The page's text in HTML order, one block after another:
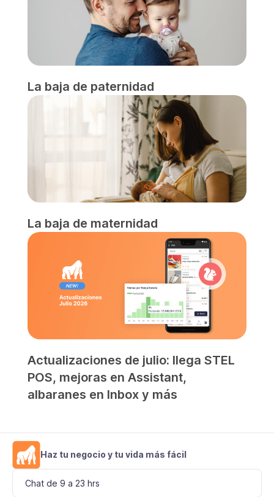
La baja de paternidad
La baja de maternidad
Actualizaciones de julio: llega STEL
POS, mejoras en Assistant,
albaranes en Inbox y más
Haz tu negocio y tu vida más fácil
Chat de 9 a 23 hrs